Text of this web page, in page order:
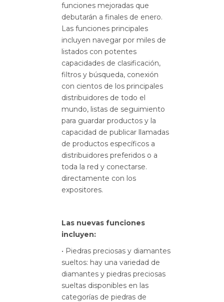
funciones mejoradas que
debutarán a finales de enero.
Las funciones principales
incluyen navegar por miles de
listados con potentes
capacidades de clasificación,
filtros y búsqueda, conexión
con cientos de los principales
distribuidores de todo el
mundo, listas de seguimiento
para guardar productos y la
capacidad de publicar llamadas
de productos específicos a
distribuidores preferidos o a
toda la red y conectarse.
directamente con los
expositores.
Las nuevas funciones
incluyen:
• Piedras preciosas y diamantes
sueltos: hay una variedad de
diamantes y piedras preciosas
sueltas disponibles en las
categorías de piedras de